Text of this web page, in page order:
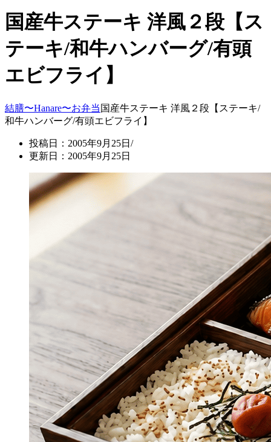
国産牛ステーキ 洋風２段【ス
テーキ/和牛ハンバーグ/有頭
エビフライ】
結膳〜Hanare〜お弁当 国産牛ステーキ 洋風２段【ステーキ/
和牛ハンバーグ/有頭エビフライ】
投稿日：2005年9月25日/
更新日：2005年9月25日